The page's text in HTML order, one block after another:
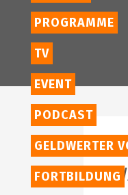
PROGRAMME
TV
EVENT
PODCAST
GELDWERTER
FORTBILDUNG